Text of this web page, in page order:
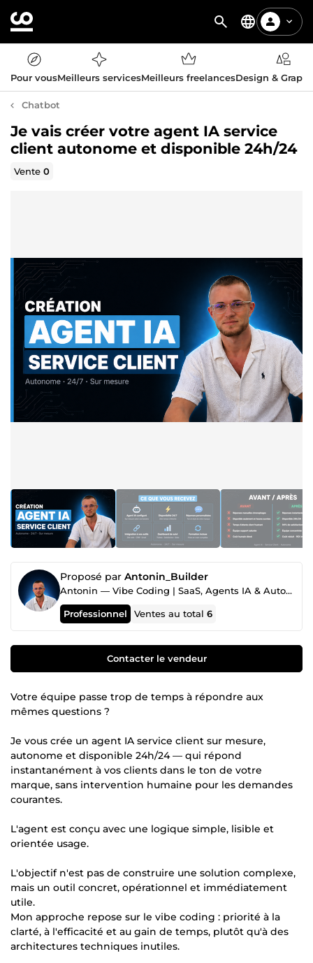
Pour vousMeilleurs servicesMeilleurs freelancesDesign &
Chatbot
Je vais créer votre agent IA service
client autonome et disponible 24h/24
Vente0
Proposé par Antonin_Builder
Antonin — Vibe Coding | SaaS, Agents IA & Automatisation sur mesure
Professionnel Ventes au total6
Contacter le vendeur
Votre équipe passe trop de temps à répondre aux
mêmes questions ?
Je vous crée un agent IA service client sur mesure,
autonome et disponible 24h/24 — qui répond
instantanément à vos clients dans le ton de votre
marque, sans intervention humaine pour les demandes
courantes.
L'agent est conçu avec une logique simple, lisible et
orientée usage.
L'objectif n'est pas de construire une solution complexe,
mais un outil concret, opérationnel et immédiatement
utile.
Mon approche repose sur le vibe coding : priorité à la
clarté, à l'efficacité et au gain de temps, plutôt qu'à des
architectures techniques inutiles.